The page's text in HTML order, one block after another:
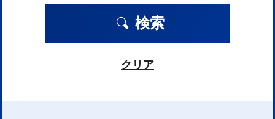
検索
クリア